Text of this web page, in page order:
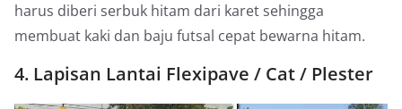
harus diberi serbuk hitam dari karet sehingga
membuat kaki dan baju futsal cepat bewarna hitam.
4. Lapisan Lantai Flexipave / Cat / Plester